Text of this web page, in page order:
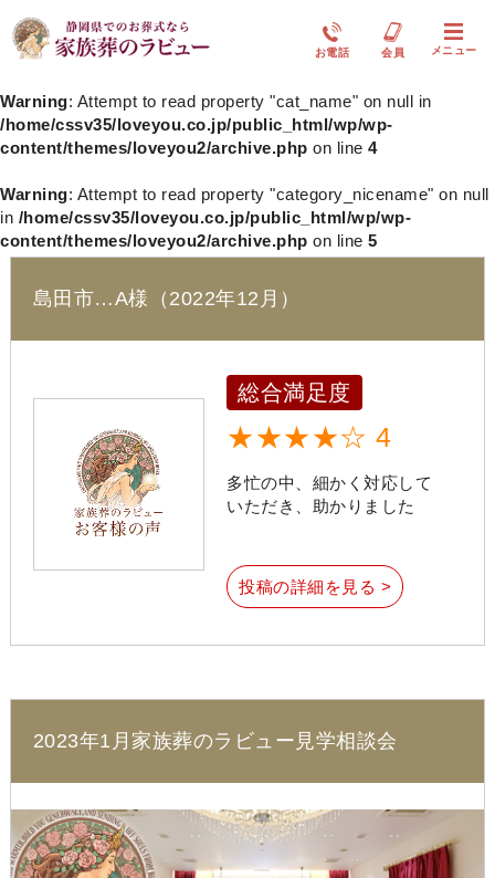
お電話 会員 メニュー
Warning: Attempt to read property "cat_name" on null in
/home/cssv35/loveyou.co.jp/public_html/wp/wp-
content/themes/loveyou2/archive.php on line 4
Warning: Attempt to read property "category_nicename" on null
in /home/cssv35/loveyou.co.jp/public_html/wp/wp-
content/themes/loveyou2/archive.php on line 5
島田市…A様（2022年12月）
総合満足度
★★★★☆ 4
多忙の中、細かく対応して
いただき、助かりました
投稿の詳細を見る >
2023年1月家族葬のラビュー見学相談会